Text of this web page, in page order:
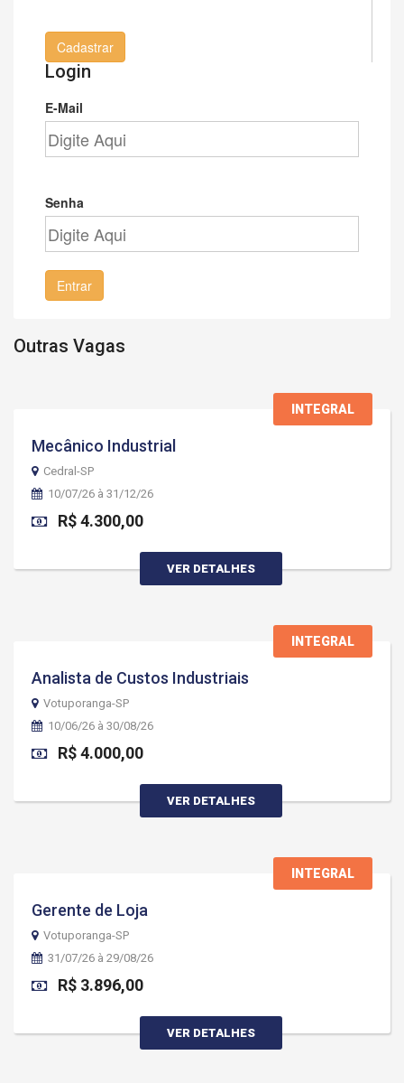
Cadastrar
Login
E-Mail
Senha
Entrar
Outras Vagas
INTEGRAL
Mecânico Industrial
Cedral-SP
10/07/26 à 31/12/26
R$ 4.300,00
VER DETALHES
INTEGRAL
Analista de Custos Industriais
Votuporanga-SP
10/06/26 à 30/08/26
R$ 4.000,00
VER DETALHES
INTEGRAL
Gerente de Loja
Votuporanga-SP
31/07/26 à 29/08/26
R$ 3.896,00
VER DETALHES